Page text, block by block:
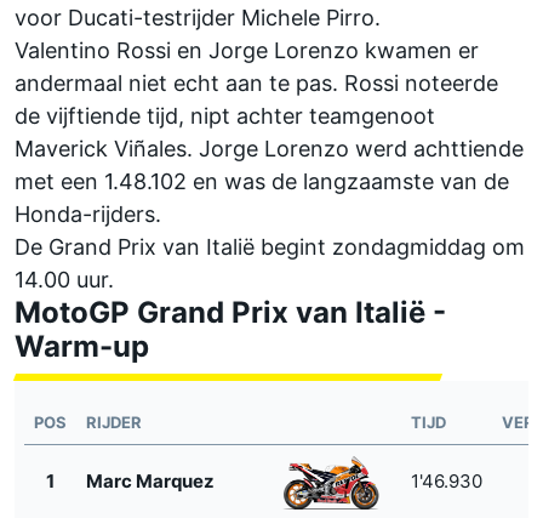
voor Ducati-testrijder Michele Pirro.
Valentino Rossi en Jorge Lorenzo kwamen er
andermaal niet echt aan te pas. Rossi noteerde
de vijftiende tijd, nipt achter teamgenoot
Maverick Viñales. Jorge Lorenzo werd achttiende
met een 1.48.102 en was de langzaamste van de
Honda-rijders.
De Grand Prix van Italië begint zondagmiddag om
14.00 uur.
MotoGP Grand Prix van Italië -
Warm-up
POS RIJDER TIJD
1 Marc Marquez 1'46.930